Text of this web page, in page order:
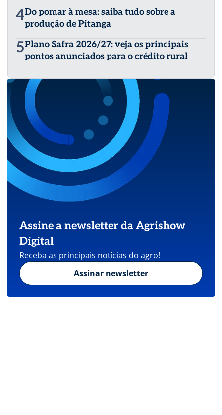
4Do pomar à mesa: saiba tudo sobre a
produção de Pitanga
5Plano Safra 2026/27: veja os principais
pontos anunciados para o crédito rural
Assine a newsletter da Agrishow
Digital
Receba as principais notícias do agro!
Assinar newsletter